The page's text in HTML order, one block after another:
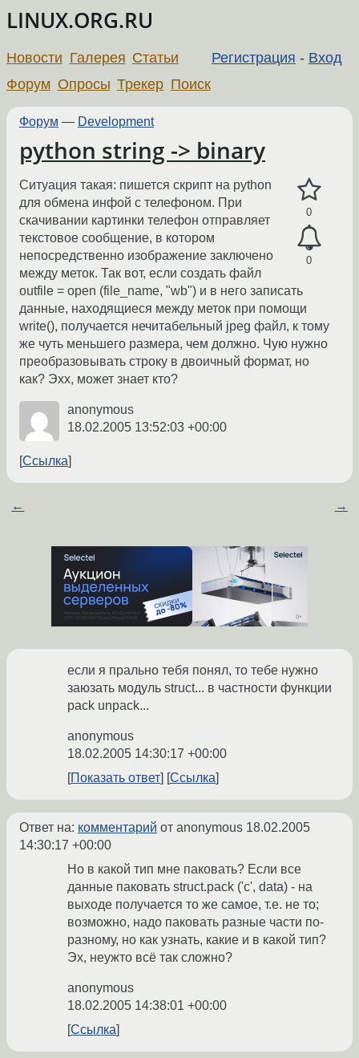
LINUX.ORG.RU
Регистрация - Вход
Новости Галерея Статьи
Форум Опросы Трекер Поиск
Форум — Development
python string -> binary
0
0
Ситуация такая: пишется скрипт на python
для обмена инфой с телефоном. При
скачивании картинки телефон отправляет
текстовое сообщение, в котором
непосредственно изображение заключено
между меток. Так вот, если создать файл
outfile = open (file_name, "wb") и в него записать
данные, находящиеся между меток при помощи
write(), получается нечитабельный jpeg файл, к тому
же чуть меньшего размера, чем должно. Чую нужно
преобразовывать строку в двоичный формат, но
как? Эхх, может знает кто?
anonymous
18.02.2005 13:52:03 +00:00
Ссылка
← →
если я прально тебя понял, то тебе нужно
заюзать модуль struct... в частности функции
pack unpack...
anonymous
18.02.2005 14:30:17 +00:00
Показать ответ
Ссылка
Ответ на: комментарий от anonymous 18.02.2005
14:30:17 +00:00
Но в какой тип мне паковать? Если все
данные паковать struct.pack ('c', data) - на
выходе получается то же самое, т.е. не то;
возможно, надо паковать разные части по-
разному, но как узнать, какие и в какой тип?
Эх, неужто всё так сложно?
anonymous
18.02.2005 14:38:01 +00:00
Ссылка